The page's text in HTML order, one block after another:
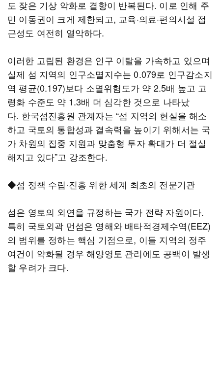
도 잦은 기상 악화로 결항이 반복된다. 이로 인해 주
민 이동권이 크게 제한되고, 교육·의료·편의시설 접
근성도 여전히 열악하다.
이러한 고립된 환경은 인구 이탈을 가속하고 있으며
실제 섬 지역의 인구소멸지수는 0.079로 인구감소지
역 평균(0.197)보다 소멸위험도가 약 2.5배 높고 고
령화 수준도 약 1.3배 더 심각한 것으로 나타났
다. 한국섬진흥원 관계자는 “섬 지역의 현실을 해소
하고 국토의 통합성과 결속력을 높이기 위해서는 국
가 차원의 집중 지원과 맞춤형 투자 확대가 더 절실
해지고 있다”고 강조한다.
◆섬 정책 수립·진흥 위한 세계 최초의 전문기관
섬은 영토의 외연을 규정하는 국가 전략 자원이다.
특히 국토외곽 먼섬은 영해와 배타적경제수역(EEZ)
의 범위를 정하는 핵심 기점으로, 이들 지역의 정주
여건이 약화될 경우 해양영토 관리에도 공백이 발생
할 우려가 크다.